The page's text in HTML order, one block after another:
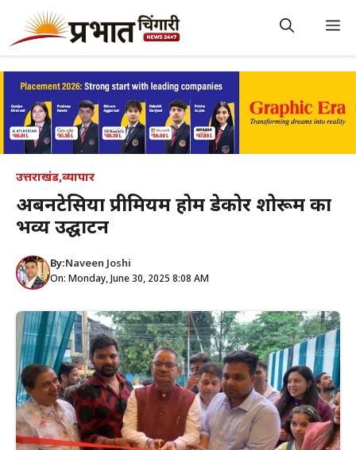
content
उत्तराखंड,व्यापार
अर्बनटेसिया प्रीमियम होम डेकोर शोरूम का
भव्य उद्घाटन
By:Naveen Joshi
On: Monday, June 30, 2025 8:08 AM